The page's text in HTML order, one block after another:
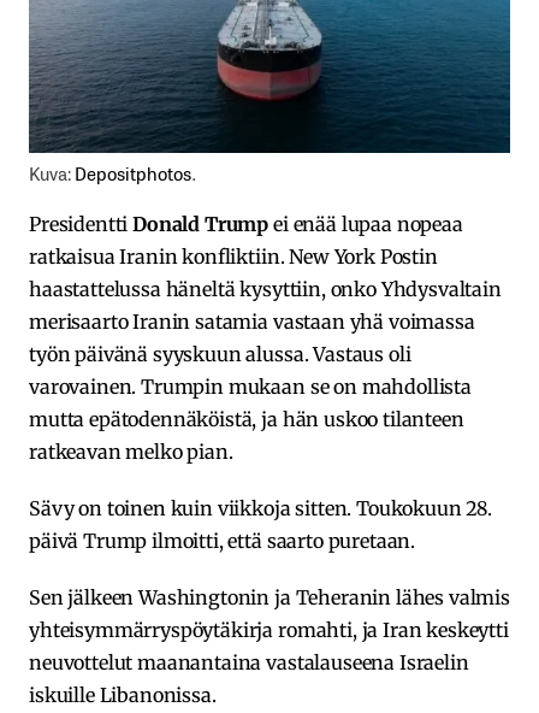
Kuva:Depositphotos.
PresidenttiDonald Trump ei enää lupaa nopeaa
ratkaisua Iranin konfliktiin. New York Postin
haastattelussa häneltä kysyttiin, onko Yhdysvaltain
merisaarto Iranin satamia vastaan yhä voimassa
työn päivänä syyskuun alussa. Vastaus oli
varovainen. Trumpin mukaan se on mahdollista
mutta epätodennäköistä, ja hän uskoo tilanteen
ratkeavan melko pian.
Sävy on toinen kuin viikkoja sitten. Toukokuun 28.
päivä Trump ilmoitti, että saarto puretaan.
Sen jälkeen Washingtonin ja Teheranin lähes valmis
yhteisymmärryspöytäkirja romahti, ja Iran keskeytti
neuvottelut maanantaina vastalauseena Israelin
iskuille Libanonissa.